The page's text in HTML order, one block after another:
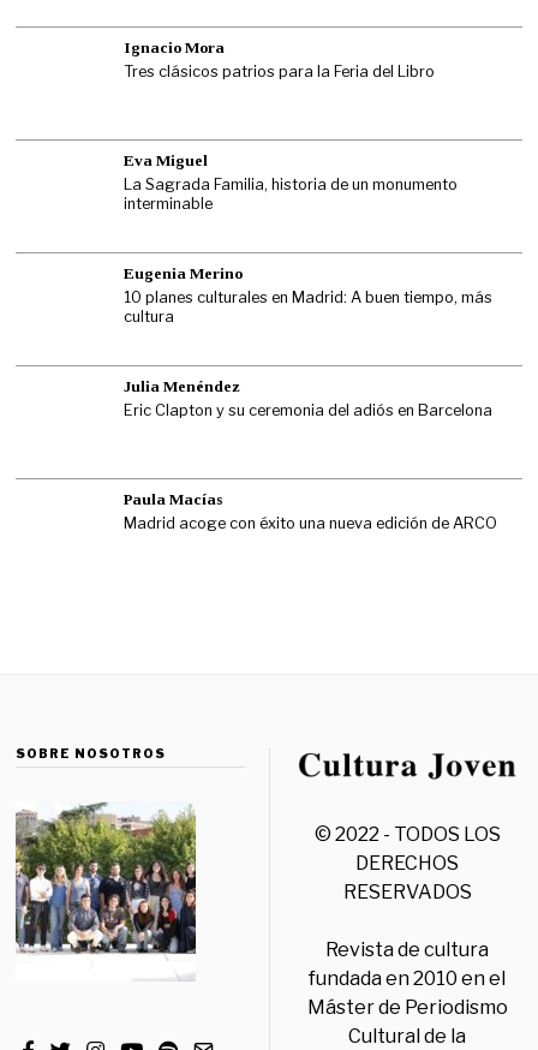
Ignacio Mora
Tres clásicos patrios para la Feria del Libro
Eva Miguel
La Sagrada Familia, historia de un monumento
interminable
Eugenia Merino
10 planes culturales en Madrid: A buen tiempo, más
cultura
Julia Menéndez
Eric Clapton y su ceremonia del adiós en Barcelona
Paula Macías
Madrid acoge con éxito una nueva edición de ARCO
SOBRE NOSOTROS
© 2022 - TODOS LOS
DERECHOS
RESERVADOS
Revista de cultura
fundada en 2010 en el
Máster de Periodismo
Cultural de la